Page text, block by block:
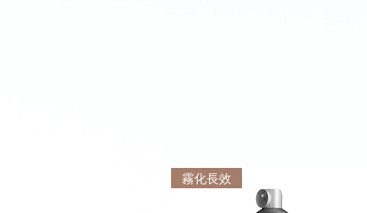
霧化長效